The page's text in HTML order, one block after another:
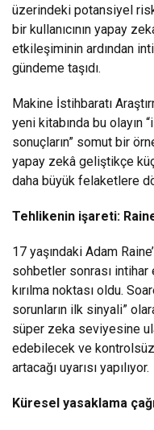
üzerindeki potansiyel
bir kullanıcının yapay
etkileşiminin ardından
gündeme taşıdı.
Makine İstihbaratı
yeni kitabında bu olayın
sonuçların” somut bir
yapay zekâ geliştikçe
daha büyük felaketlere
Tehlikenin işareti:
17 yaşındaki Adam
sohbetler sonrası
kırılma noktası oldu.
sorunların ilk sinyali”
süper zeka seviyesine
edebilecek ve
artacağı uyarısı yapılıyor.
Küresel yasaklama